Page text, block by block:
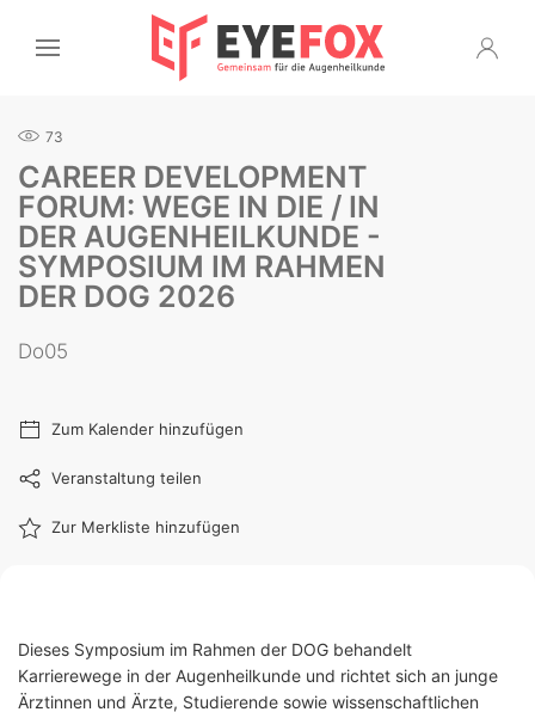
73
CAREER DEVELOPMENT
FORUM: WEGE IN DIE / IN
DER AUGENHEILKUNDE -
SYMPOSIUM IM RAHMEN
DER DOG 2026
Do05
Zum Kalender hinzufügen
Veranstaltung teilen
Zur Merkliste hinzufügen
Dieses Symposium im Rahmen der DOG behandelt
Karrierewege in der Augenheilkunde und richtet sich an junge
Ärztinnen und Ärzte, Studierende sowie wissenschaftlichen